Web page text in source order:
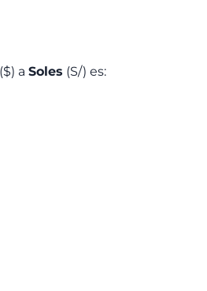
($) a Soles (S/) es: